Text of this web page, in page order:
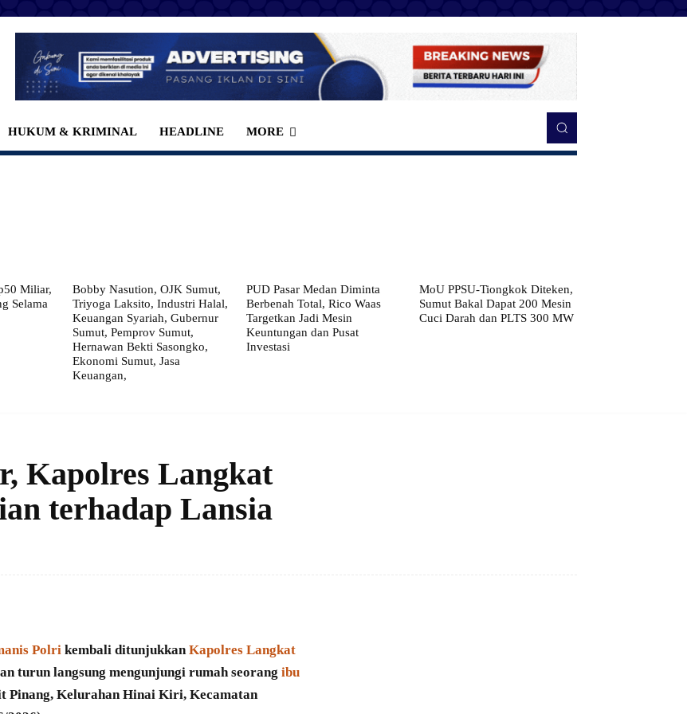
HUKUM & KRIMINAL HEADLINE MORE
Miliar,
Selama
Bobby Nasution, OJK Sumut,
Triyoga Laksito, Industri Halal,
Keuangan Syariah, Gubernur
Sumut, Pemprov Sumut,
Hernawan Bekti Sasongko,
Ekonomi Sumut, Jasa
Keuangan,
PUD Pasar Medan Diminta
Berbenah Total, Rico Waas
Targetkan Jadi Mesin
Keuntungan dan Pusat
Investasi
MoU PPSU-Tiongkok Diteken,
Sumut Bakal Dapat 200 Mesin
Cuci Darah dan PLTS 300 MW
Kapolres Langkat
terhadap Lansia
Polri kembali ditunjukkanKapolres Langkat
turun langsung mengunjungi rumah seorang ibu
Pinang, Kelurahan Hinai Kiri, Kecamatan